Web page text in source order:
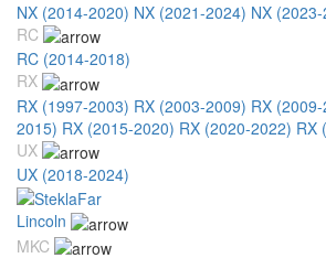
NX (2014-2020) NX (2021-2024) NX
RC
RC (2014-2018)
RX
RX (1997-2003) RX (2003-2009) RX
2015) RX (2015-2020) RX (2020-2022) RX
UX
UX (2018-2024)
Lincoln
MKC